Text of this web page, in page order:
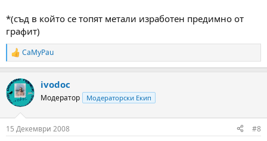
*(съд в който се топят метали изработен предимно от
графит)
R
e
c
t
i
s
CaMyPau
ivodoc
Модератор Модераторски Екип
15 Декември 2008 #8